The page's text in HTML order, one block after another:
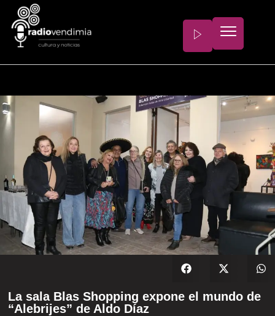
La sala Blas Shopping expone el mundo de
“Alebrijes” de Aldo Díaz